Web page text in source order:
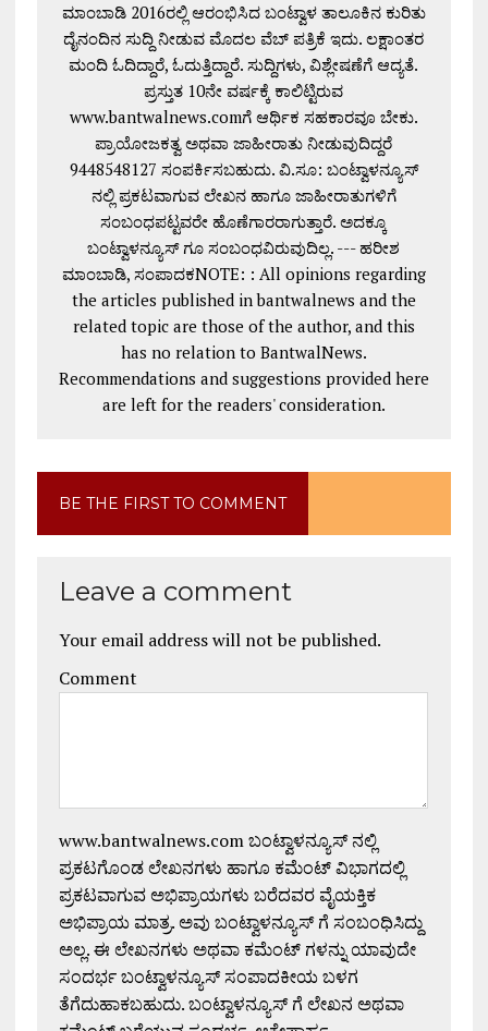
ಮಾಂಬಾಡಿ 2016ರಲ್ಲಿ ಆರಂಭಿಸಿದ ಬಂಟ್ವಾಳ ತಾಲೂಕಿನ ಕುರಿತು
ದೈನಂದಿನ ಸುದ್ದಿ ನೀಡುವ ಮೊದಲ ವೆಬ್ ಪತ್ರಿಕೆ ಇದು. ಲಕ್ಷಾಂತರ
ಮಂದಿ ಓದಿದ್ದಾರೆ, ಓದುತ್ತಿದ್ದಾರೆ. ಸುದ್ದಿಗಳು, ವಿಶ್ಲೇಷಣೆಗೆ ಆದ್ಯತೆ.
ಪ್ರಸ್ತುತ 10ನೇ ವರ್ಷಕ್ಕೆ ಕಾಲಿಟ್ಟಿರುವ
www.bantwalnews.comಗೆ ಆರ್ಥಿಕ ಸಹಕಾರವೂ ಬೇಕು.
ಪ್ರಾಯೋಜಕತ್ವ ಅಥವಾ ಜಾಹೀರಾತು ನೀಡುವುದಿದ್ದರೆ
9448548127 ಸಂಪರ್ಕಿಸಬಹುದು. ವಿ.ಸೂ: ಬಂಟ್ವಾಳನ್ಯೂಸ್
ನಲ್ಲಿ ಪ್ರಕಟವಾಗುವ ಲೇಖನ ಹಾಗೂ ಜಾಹೀರಾತುಗಳಿಗೆ
ಸಂಬಂಧಪಟ್ಟವರೇ ಹೊಣೆಗಾರರಾಗುತ್ತಾರೆ. ಅದಕ್ಕೂ
ಬಂಟ್ವಾಳನ್ಯೂಸ್ ಗೂ ಸಂಬಂಧವಿರುವುದಿಲ್ಲ. --- ಹರೀಶ
ಮಾಂಬಾಡಿ, ಸಂಪಾದಕNOTE: : All opinions regarding
the articles published in bantwalnews and the
related topic are those of the author, and this
has no relation to BantwalNews.
Recommendations and suggestions provided here
are left for the readers' consideration.
BE THE FIRST TO COMMENT
Leave a comment
Your email address will not be published.
Comment
www.bantwalnews.com ಬಂಟ್ವಾಳನ್ಯೂಸ್ ನಲ್ಲಿ
ಪ್ರಕಟಗೊಂಡ ಲೇಖನಗಳು ಹಾಗೂ ಕಮೆಂಟ್ ವಿಭಾಗದಲ್ಲಿ
ಪ್ರಕಟವಾಗುವ ಅಭಿಪ್ರಾಯಗಳು ಬರೆದವರ ವೈಯಕ್ತಿಕ
ಅಭಿಪ್ರಾಯ ಮಾತ್ರ. ಅವು ಬಂಟ್ವಾಳನ್ಯೂಸ್ ಗೆ ಸಂಬಂಧಿಸಿದ್ದು
ಅಲ್ಲ. ಈ ಲೇಖನಗಳು ಅಥವಾ ಕಮೆಂಟ್ ಗಳನ್ನು ಯಾವುದೇ
ಸಂದರ್ಭ ಬಂಟ್ವಾಳನ್ಯೂಸ್ ಸಂಪಾದಕೀಯ ಬಳಗ
ತೆಗೆದುಹಾಕಬಹುದು. ಬಂಟ್ವಾಳನ್ಯೂಸ್ ಗೆ ಲೇಖನ ಅಥವಾ